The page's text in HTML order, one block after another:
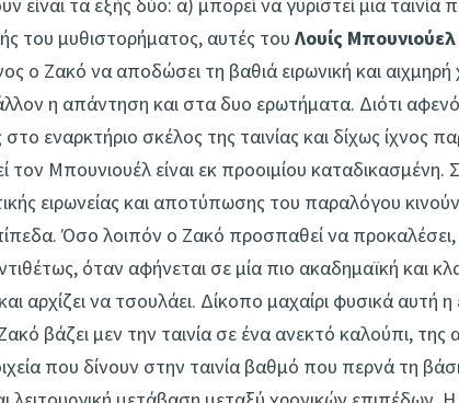
του μυθιστορήματος, αυτές του Λουίς Μπουνιούελ
ο Ζακό να αποδώσει τη βαθιά ειρωνική και
η απάντηση και στα δυο ερωτήματα. Διότι
στο εναρκτήριο σκέλος της ταινίας και δίχως ίχνος
τον Μπουνιουέλ είναι εκ προοιμίου καταδικασμένη.
ειρωνείας και αποτύπωσης του παραλόγου
Όσο λοιπόν ο Ζακό προσπαθεί να προκαλέσει,
όταν αφήνεται σε μία πιο ακαδημαϊκή και
αρχίζει να τσουλάει. Δίκοπο μαχαίρι φυσικά αυτή
βάζει μεν την ταινία σε ένα ανεκτό καλούπι, της
που δίνουν στην ταινία βαθμό που περνά τη